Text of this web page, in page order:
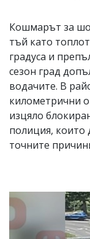
Кошмарът за
тъй като
градуса и
сезон град
водачите. В
километрични
изцяло
полиция, които
точните